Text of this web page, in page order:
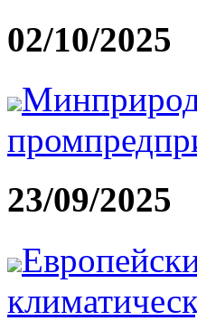
02/10/2025
23/09/2025